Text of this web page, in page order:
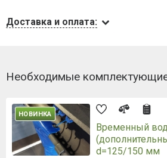
Доставка и оплата:
Необходимые
НОВИНКА
Временный
d=125/150 мм